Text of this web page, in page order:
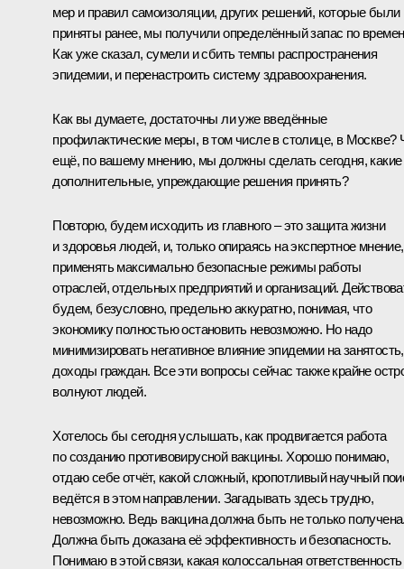
мер и правил самоизоляции, других решений, которые были
приняты ранее, мы получили определённый запас по
Как уже сказал, сумели и сбить темпы распространения
эпидемии, и перенастроить систему здравоохранения.
Как вы думаете, достаточны ли уже введённые
профилактические меры, в том числе в столице, в Москве?
ещё, по вашему мнению, мы должны сделать сегодня, какие
дополнительные, упреждающие решения принять?
Повторю, будем исходить из главного – это защита жизни
и здоровья людей, и, только опираясь на экспертное мнение,
применять максимально безопасные режимы работы
отраслей, отдельных предприятий и организаций.
будем, безусловно, предельно аккуратно, понимая, что
экономику полностью остановить невозможно. Но надо
минимизировать негативное влияние эпидемии на занятость,
доходы граждан. Все эти вопросы сейчас также крайне
волнуют людей.
Хотелось бы сегодня услышать, как продвигается работа
по созданию противовирусной вакцины. Хорошо понимаю,
отдаю себе отчёт, какой сложный, кропотливый научный
ведётся в этом направлении. Загадывать здесь трудно,
невозможно. Ведь вакцина должна быть не только
Должна быть доказана её эффективность и безопасность.
Понимаю в этой связи, какая колоссальная ответственность